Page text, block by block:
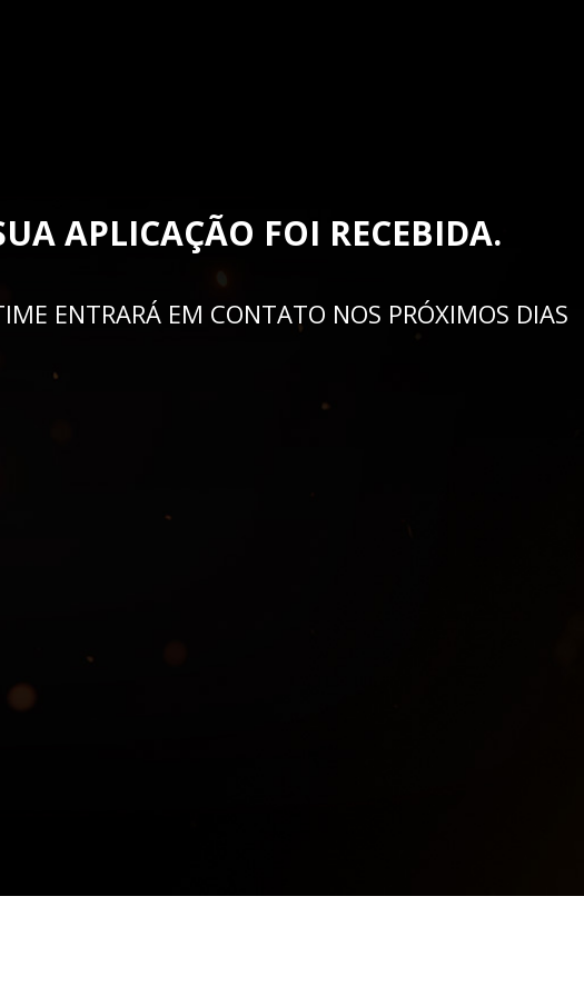
APLICAÇÃO FOI RECEBIDA.
ENTRARÁ EM CONTATO NOS PRÓXIMOS DIAS